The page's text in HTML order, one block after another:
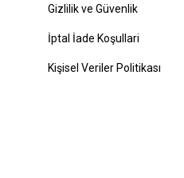
Gizlilik ve Güvenlik
İptal İade Koşullari
Kişisel Veriler Politikası